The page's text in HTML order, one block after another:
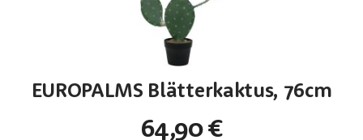
EUROPALMS Blätterkaktus, 76cm
64,90 €